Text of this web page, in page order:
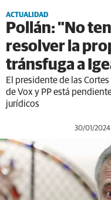
ACTUALIDAD
Pollán: "No
resolver la
tránsfuga a
El presidente de las
de Vox y PP está
jurídicos
30/01/2024